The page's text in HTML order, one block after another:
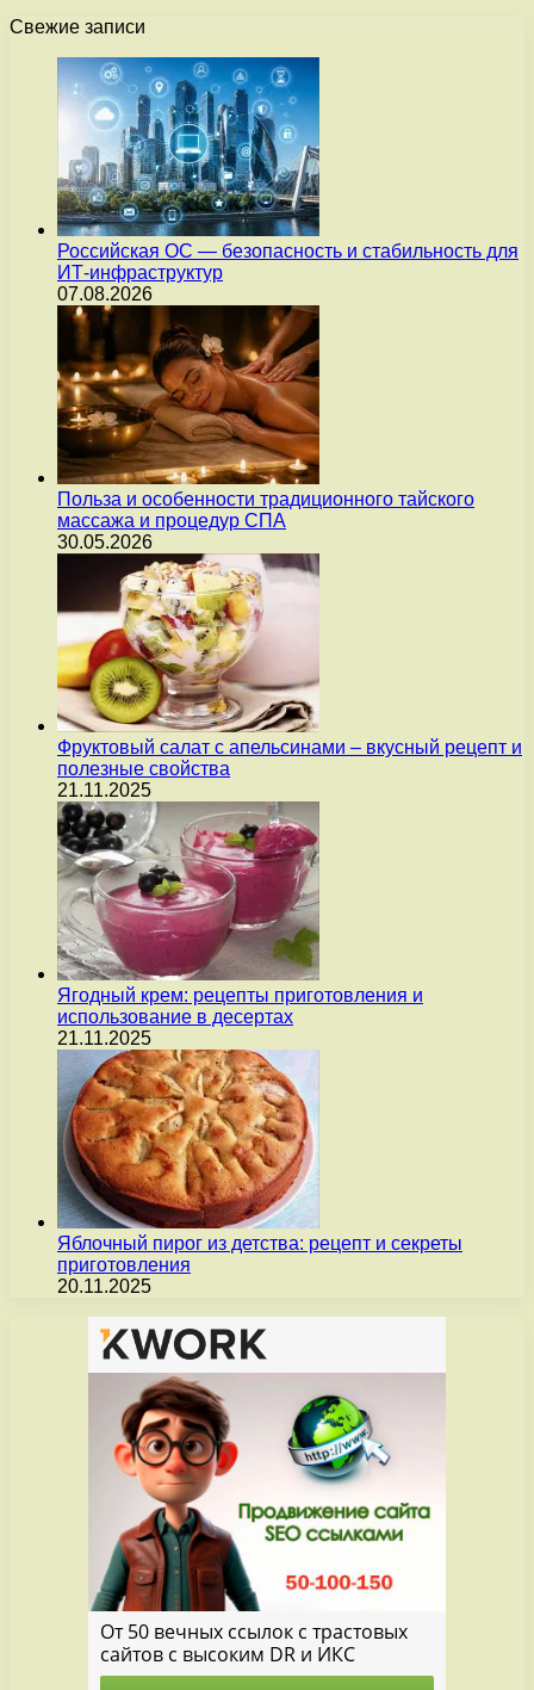
Свежие записи
Российская ОС — безопасность и стабильность для
ИТ-инфраструктур
07.08.2026
Польза и особенности традиционного тайского
массажа и процедур СПА
30.05.2026
Фруктовый салат с апельсинами – вкусный рецепт и
полезные свойства
21.11.2025
Ягодный крем: рецепты приготовления и
использование в десертах
21.11.2025
Яблочный пирог из детства: рецепт и секреты
приготовления
20.11.2025